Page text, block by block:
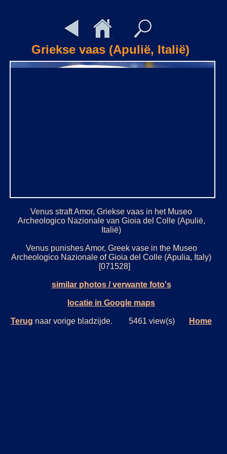
Griekse vaas (Apulië, Italië)
Venus straft Amor, Griekse vaas in het Museo
Archeologico Nazionale van Gioia del Colle (Apulië,
Italië)
Venus punishes Amor, Greek vase in the Museo
Archeologico Nazionale of Gioia del Colle (Apulia, Italy)
[071528]
similar photos / verwante foto's
locatie in Google maps
Terug naar vorige bladzijde. 5461 view(s) Home